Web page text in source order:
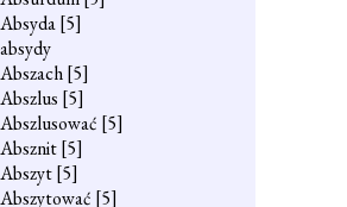
Absyda[5]
absydy
Abszach[5]
Abszlus [5]
Abszlusować [5]
Absznit[5]
Abszyt[5]
Abszytować [5]